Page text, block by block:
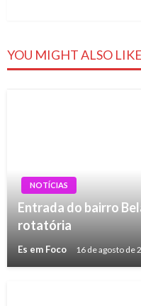
YOU MIGHT ALSO LIKE
NOTÍCIAS
Entrada do bairro
rotatória
Es em Foco 16 de agosto de